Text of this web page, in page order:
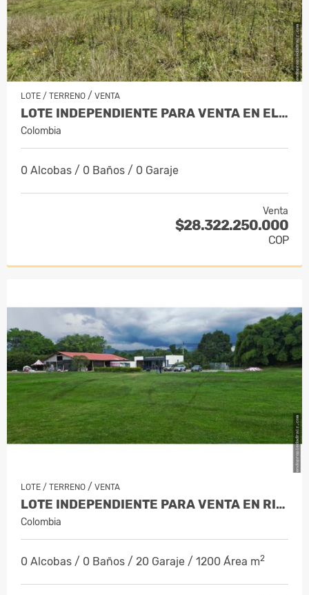
LOTE / TERRENO / VENTA
LOTE INDEPENDIENTE PARA VENTA EN EL RE…
Colombia
0 Alcobas / 0 Baños / 0 Garaje
Venta
$28.322.250.000
COP
LOTE / TERRENO / VENTA
LOTE INDEPENDIENTE PARA VENTA EN RION…
Colombia
0 Alcobas / 0 Baños / 20 Garaje / 1200 Área m2